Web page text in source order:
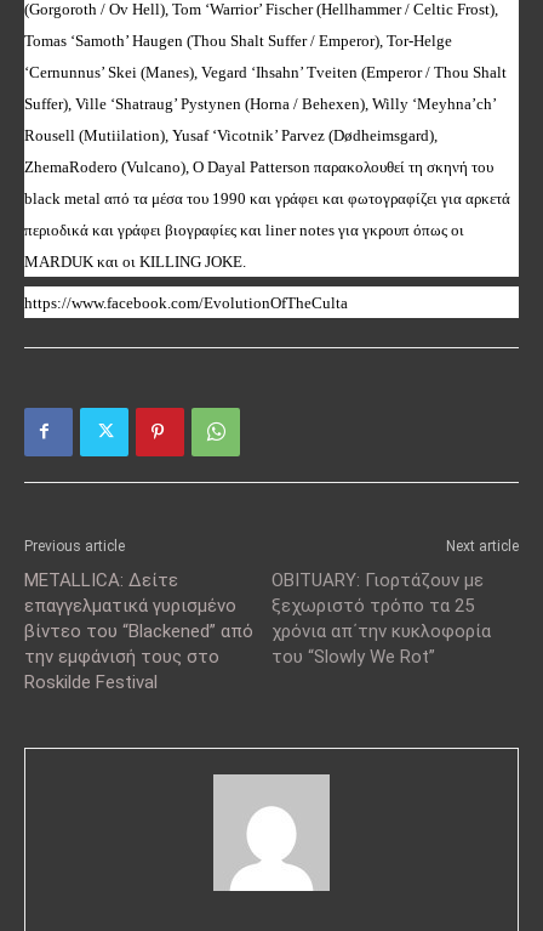
(Gorgoroth / Ov Hell), Tom ‘Warrior’ Fischer (Hellhammer / Celtic Frost),
Tomas ‘Samoth’ Haugen (Thou Shalt Suffer / Emperor), Tor-Helge
‘Cernunnus’ Skei (Manes), Vegard ‘Ihsahn’ Tveiten (Emperor / Thou Shalt
Suffer), Ville ‘Shatraug’ Pystynen (Horna / Behexen), Willy ‘Meyhna’ch’
Rousell (Mutiilation), Yusaf ‘Vicotnik’ Parvez (Dødheimsgard),
ZhemaRodero (Vulcano), Ο Dayal Patterson παρακολουθεί τη σκηνή του
black metal από τα μέσα του 1990 και γράφει και φωτογραφίζει για αρκετά
περιοδικά και γράφει βιογραφίες και liner notes για γκρουπ όπως οι
MARDUK και οι KILLING JOKE.
https://www.facebook.com/EvolutionOfTheCulta
Previous article
METALLICA: Δείτε
επαγγελματικά γυρισμένο
βίντεο του “Blackened” από
την εμφάνισή τους στο
Roskilde Festival
Next article
OBITUARY: Γιορτάζουν με
ξεχωριστό τρόπο τα 25
χρόνια απ΄την κυκλοφορία
του “Slowly We Rot”